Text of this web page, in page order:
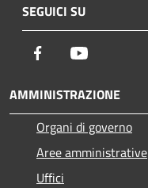
SEGUICI SU
Facebook
AMMINISTRAZIONE
Organi di governo
Aree amministrative
Uffici